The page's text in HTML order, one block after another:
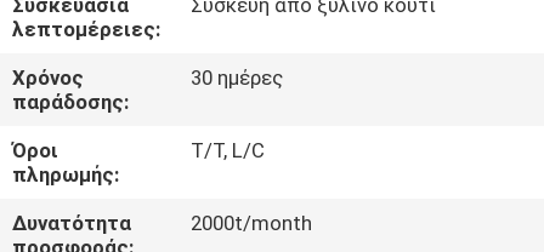
ΕΠΑΦΉ
ΜΕ
ΖΗΤΉΣΤΕ
ΈΝΑ
ΑΠΌΣΠΑΣΜΑ
Συσκευασία
λεπτομέρειες:
Συσκευή από ξύλινο κουτί
Χρόνος
παράδοσης:
30 ημέρες
Όροι
πληρωμής:
T/T, L/C
Δυνατότητα
2000t/month